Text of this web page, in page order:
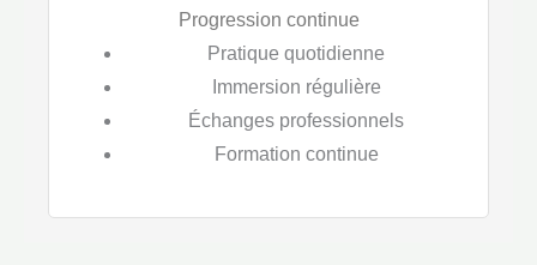
Progression continue
Pratique quotidienne
Immersion régulière
Échanges professionnels
Formation continue